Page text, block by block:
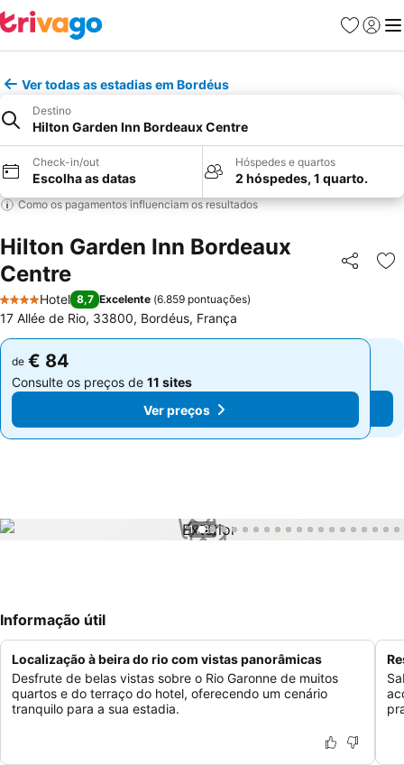
Favoritos
Iniciar
Ver todas as estadias em Bordéus
Destino
Hilton Garden Inn Bordeaux Centre
Check-in/out
Escolha as datas
Hóspedes e quartos
2 hóspedes, 1 quarto.
Como os pagamentos influenciam os resultados
Hilton Garden Inn Bordeaux
Centre
Partilhar
4 Estrelas
Hotel 8,7 Excelente (6.859 pontuações)
17 Allée de Rio, 33800, Bordéus, França
de € 84
Consulte os preços de 11 sites
Ver preços
de € 84
Consulte os preços de 11 sites
Ver preços
1 / 80
Informação útil
Localização à beira do rio com vistas panorâmicas
Desfrute de belas vistas sobre o Rio Garonne de muitos
quartos e do terraço do hotel, oferecendo um cenário
tranquilo para a sua estadia.